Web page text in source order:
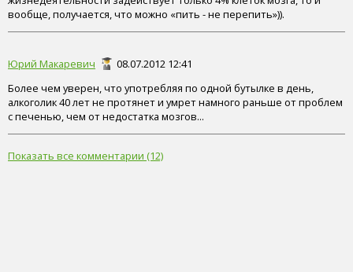
вообще, получается, что можно «пить - не перепить»)).
Юрий Макаревич
08.07.2012 12:41
Более чем уверен, что употребляя по одной бутылке в день,
алкоголик 40 лет не протянет и умрет намного раньше от проблем
с печенью, чем от недостатка мозгов...
Показать все комментарии (12)